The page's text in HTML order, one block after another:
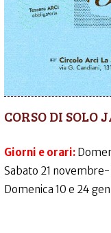
CORSO DI SOLO
Giorni e orari:
Sabato 21
Domenica 10 e 24